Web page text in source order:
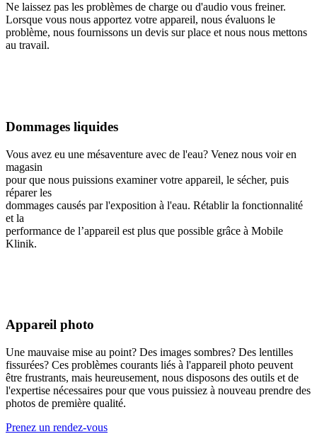
Ne laissez pas les problèmes de charge ou d'audio vous freiner.
Lorsque vous nous apportez votre appareil, nous évaluons le
problème, nous fournissons un devis sur place et nous nous mettons
au travail.
Dommages liquides
Vous avez eu une mésaventure avec de l'eau? Venez nous voir en
magasin
pour que nous puissions examiner votre appareil, le sécher, puis
réparer les
dommages causés par l'exposition à l'eau. Rétablir la fonctionnalité
et la
performance de l’appareil est plus que possible grâce à Mobile
Klinik.
Appareil photo
Une mauvaise mise au point? Des images sombres? Des lentilles
fissurées? Ces problèmes courants liés à l'appareil photo peuvent
être frustrants, mais heureusement, nous disposons des outils et de
l'expertise nécessaires pour que vous puissiez à nouveau prendre des
photos de première qualité.
Prenez un rendez-vous